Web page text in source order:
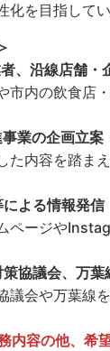
化を目指してい
、沿線店舗・
市内の飲食店
業の企画立案
た内容を踏ま
よる情報発信
ページや
協議会、万葉
議会や万葉線
内容の他、希